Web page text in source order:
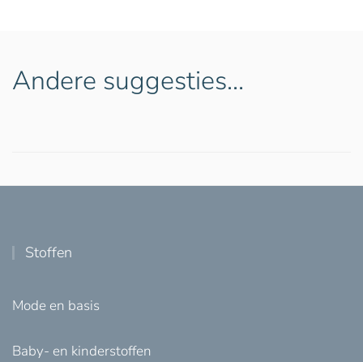
Andere suggesties…
Stoffen
Mode en basis
Baby- en kinderstoffen